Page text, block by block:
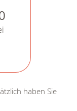
haben Sie